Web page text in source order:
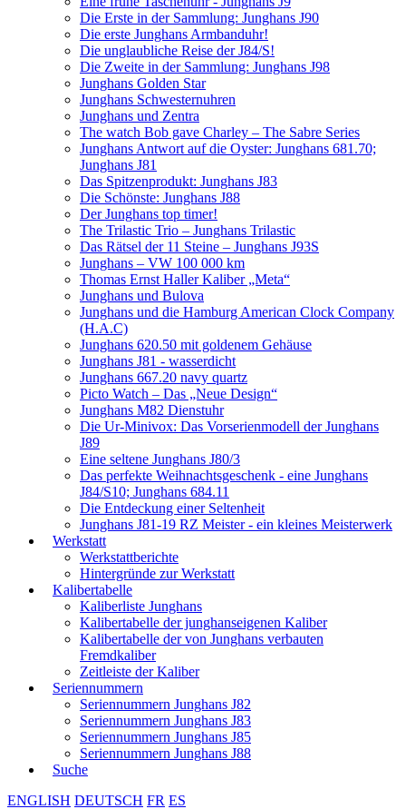
Die Erste in der Sammlung: Junghans J90
Die erste Junghans Armbanduhr!
Die unglaubliche Reise der J84/S!
Die Zweite in der Sammlung: Junghans J98
Junghans Golden Star
Junghans Schwesternuhren
Junghans und Zentra
The watch Bob gave Charley – The Sabre Series
Junghans Antwort auf die Oyster: Junghans 681.70;
Junghans J81
Das Spitzenprodukt: Junghans J83
Die Schönste: Junghans J88
Der Junghans top timer!
The Trilastic Trio – Junghans Trilastic
Das Rätsel der 11 Steine – Junghans J93S
Junghans – VW 100 000 km
Thomas Ernst Haller Kaliber „Meta“
Junghans und Bulova
Junghans und die Hamburg American Clock Company
(H.A.C)
Junghans 620.50 mit goldenem Gehäuse
Junghans J81 - wasserdicht
Junghans 667.20 navy quartz
Picto Watch – Das „Neue Design“
Junghans M82 Dienstuhr
Die Ur-Minivox: Das Vorserienmodell der Junghans
J89
Eine seltene Junghans J80/3
Das perfekte Weihnachtsgeschenk - eine Junghans
J84/S10; Junghans 684.11
Die Entdeckung einer Seltenheit
Junghans J81-19 RZ Meister - ein kleines Meisterwerk
Werkstatt
Werkstattberichte
Hintergründe zur Werkstatt
Kalibertabelle
Kaliberliste Junghans
Kalibertabelle der junghanseigenen Kaliber
Kalibertabelle der von Junghans verbauten
Fremdkaliber
Zeitleiste der Kaliber
Seriennummern
Seriennummern Junghans J82
Seriennummern Junghans J83
Seriennummern Junghans J85
Seriennummern Junghans J88
Suche
ENGLISH DEUTSCH FR ES